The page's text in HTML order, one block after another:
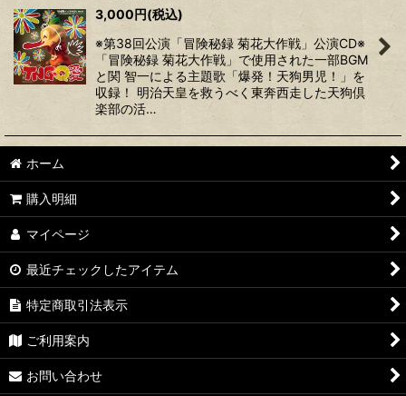
3,000円(税込)
※第38回公演「冒険秘録 菊花大作戦」公演CD※
「冒険秘録 菊花大作戦」で使用された一部BGM
と関 智一による主題歌「爆発！天狗男児！」を
収録！ 明治天皇を救うべく東奔西走した天狗倶
楽部の活…
ホーム
購入明細
マイページ
最近チェックしたアイテム
特定商取引法表示
ご利用案内
お問い合わせ